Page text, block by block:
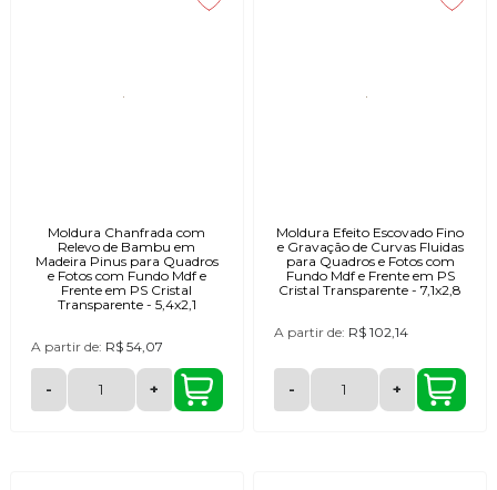
Moldura Chanfrada com
Relevo de Bambu em
Madeira Pinus para Quadros
e Fotos com Fundo Mdf e
Frente em PS Cristal
Transparente - 5,4x2,1
A partir de: R$ 54,07
- +
Moldura Efeito Escovado Fino
e Gravação de Curvas Fluidas
para Quadros e Fotos com
Fundo Mdf e Frente em PS
Cristal Transparente - 7,1x2,8
A partir de: R$ 102,14
- +